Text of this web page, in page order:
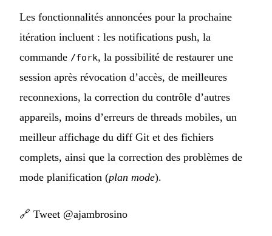
Les fonctionnalités annoncées pour la prochaine
itération incluent : les notifications push, la
commande /fork, la possibilité de restaurer une
session après révocation d’accès, de meilleures
reconnexions, la correction du contrôle d’autres
appareils, moins d’erreurs de threads mobiles, un
meilleur affichage du diff Git et des fichiers
complets, ainsi que la correction des problèmes de
mode planification (plan mode).
🔗 Tweet @ajambrosino